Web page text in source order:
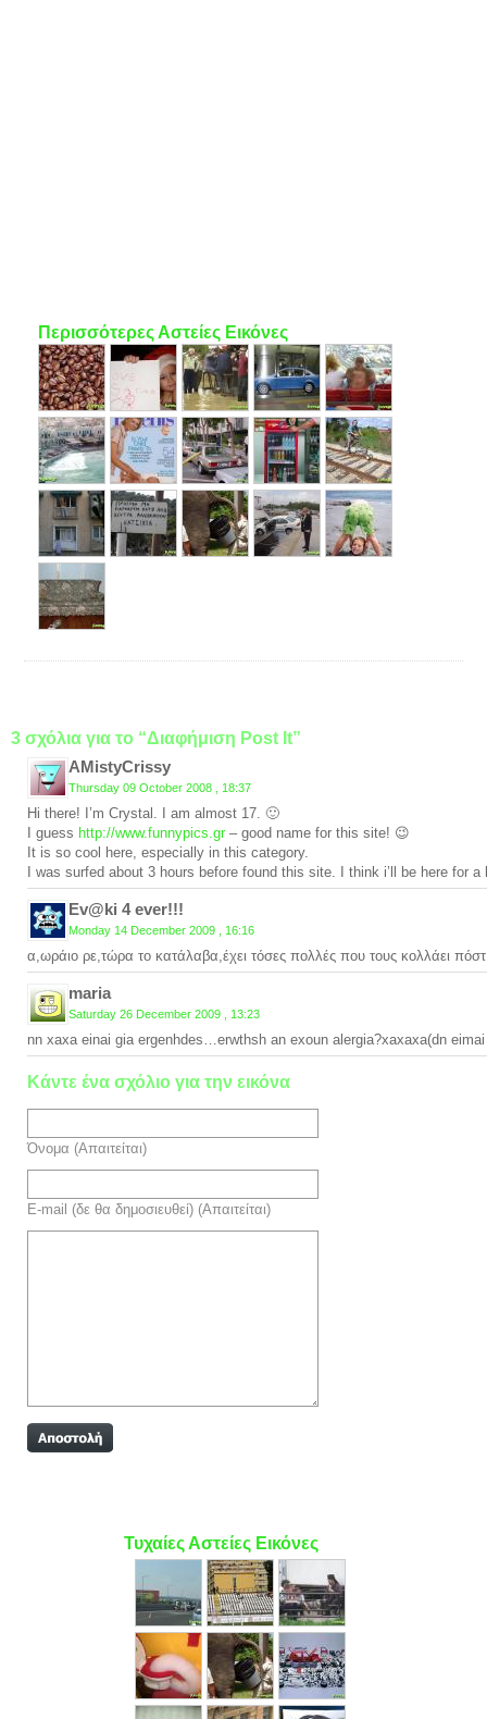
Περισσότερες Αστείες Εικόνες
3 σχόλια για το “Διαφήμιση Post It”
AMistyCrissy
Thursday 09 October 2008 , 18:37
Hi there! I’m Crystal. I am almost 17. 🙂
I guess http://www.funnypics.gr – good name for this site! 😉
It is so cool here, especially in this category.
I was surfed about 3 hours before found this site. I think i’ll be here for
Ev@ki 4 ever!!!
Monday 14 December 2009 , 16:16
α,ωράιο ρε,τώρα το κατάλαβα,έχει τόσες πολλές που τους κολλάει πόστ
maria
Saturday 26 December 2009 , 13:23
nn xaxa einai gia ergenhdes…erwthsh an exoun alergia?xaxaxa(dn
Κάντε ένα σχόλιο για την εικόνα
Όνομα (Απαιτείται)
E-mail (δε θα δημοσιευθεί) (Απαιτείται)
Τυχαίες Αστείες Εικόνες